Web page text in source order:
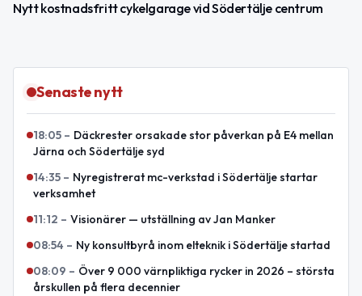
Nytt kostnadsfritt cykelgarage vid Södertälje centrum
Senaste nytt
18:05 – Däckrester orsakade stor påverkan på E4 mellan
Järna och Södertälje syd
14:35 – Nyregistrerat mc-verkstad i Södertälje startar
verksamhet
11:12 – Visionärer — utställning av Jan Manker
08:54 – Ny konsultbyrå inom elteknik i Södertälje startad
08:09 – Över 9 000 värnpliktiga rycker in 2026 – största
årskullen på flera decennier